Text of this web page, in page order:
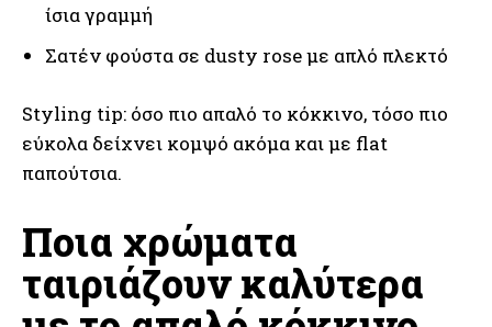
ίσια γραμμή
Σατέν φούστα σε dusty rose με απλό πλεκτό
Styling tip: όσο πιο απαλό το κόκκινο, τόσο πιο
εύκολα δείχνει κομψό ακόμα και με flat
παπούτσια.
Ποια χρώματα
ταιριάζουν καλύτερα